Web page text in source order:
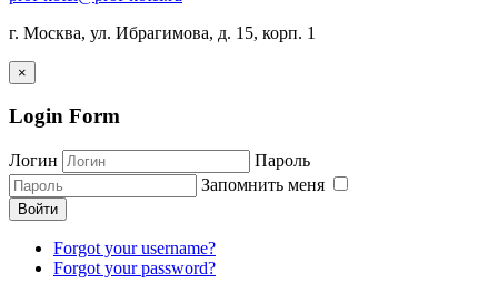
г. Москва, ул. Ибрагимова, д. 15, корп. 1
×
Login Form
Логин
Пароль
Запомнить меня
Войти
Forgot your username?
Forgot your password?